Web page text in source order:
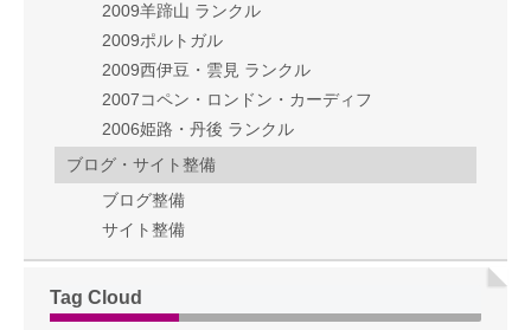
2009羊蹄山 ランクル
2009ポルトガル
2009西伊豆・雲見 ランクル
2007コペン・ロンドン・カーディフ
2006姫路・丹後 ランクル
ブログ・サイト整備
ブログ整備
サイト整備
Tag Cloud